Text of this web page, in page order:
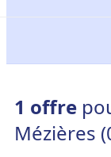
1 offre
Mézières